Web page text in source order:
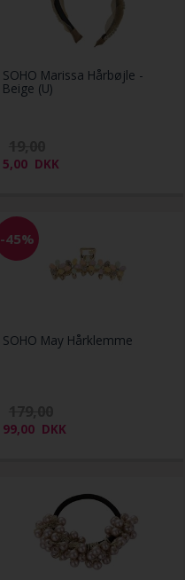
SOHO Marissa Hårbøjle -
Beige (U)
5,00 DKK
-45%
SOHO May Hårklemme
99,00 DKK